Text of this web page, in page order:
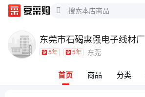
东莞市石碣惠强电子线材厂
5年 5年 东莞
首页 商品 分类